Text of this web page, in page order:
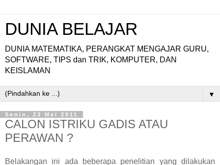
DUNIA BELAJAR
DUNIA MATEMATIKA, PERANGKAT MENGAJAR GURU,
SOFTWARE, TIPS dan TRIK, KOMPUTER, DAN
KEISLAMAN
▼
Senin, 23 Mei 2011
CALON ISTRIKU GADIS ATAU
PERAWAN ?
Belakangan ini ada beberapa penelitian yang dilakukan